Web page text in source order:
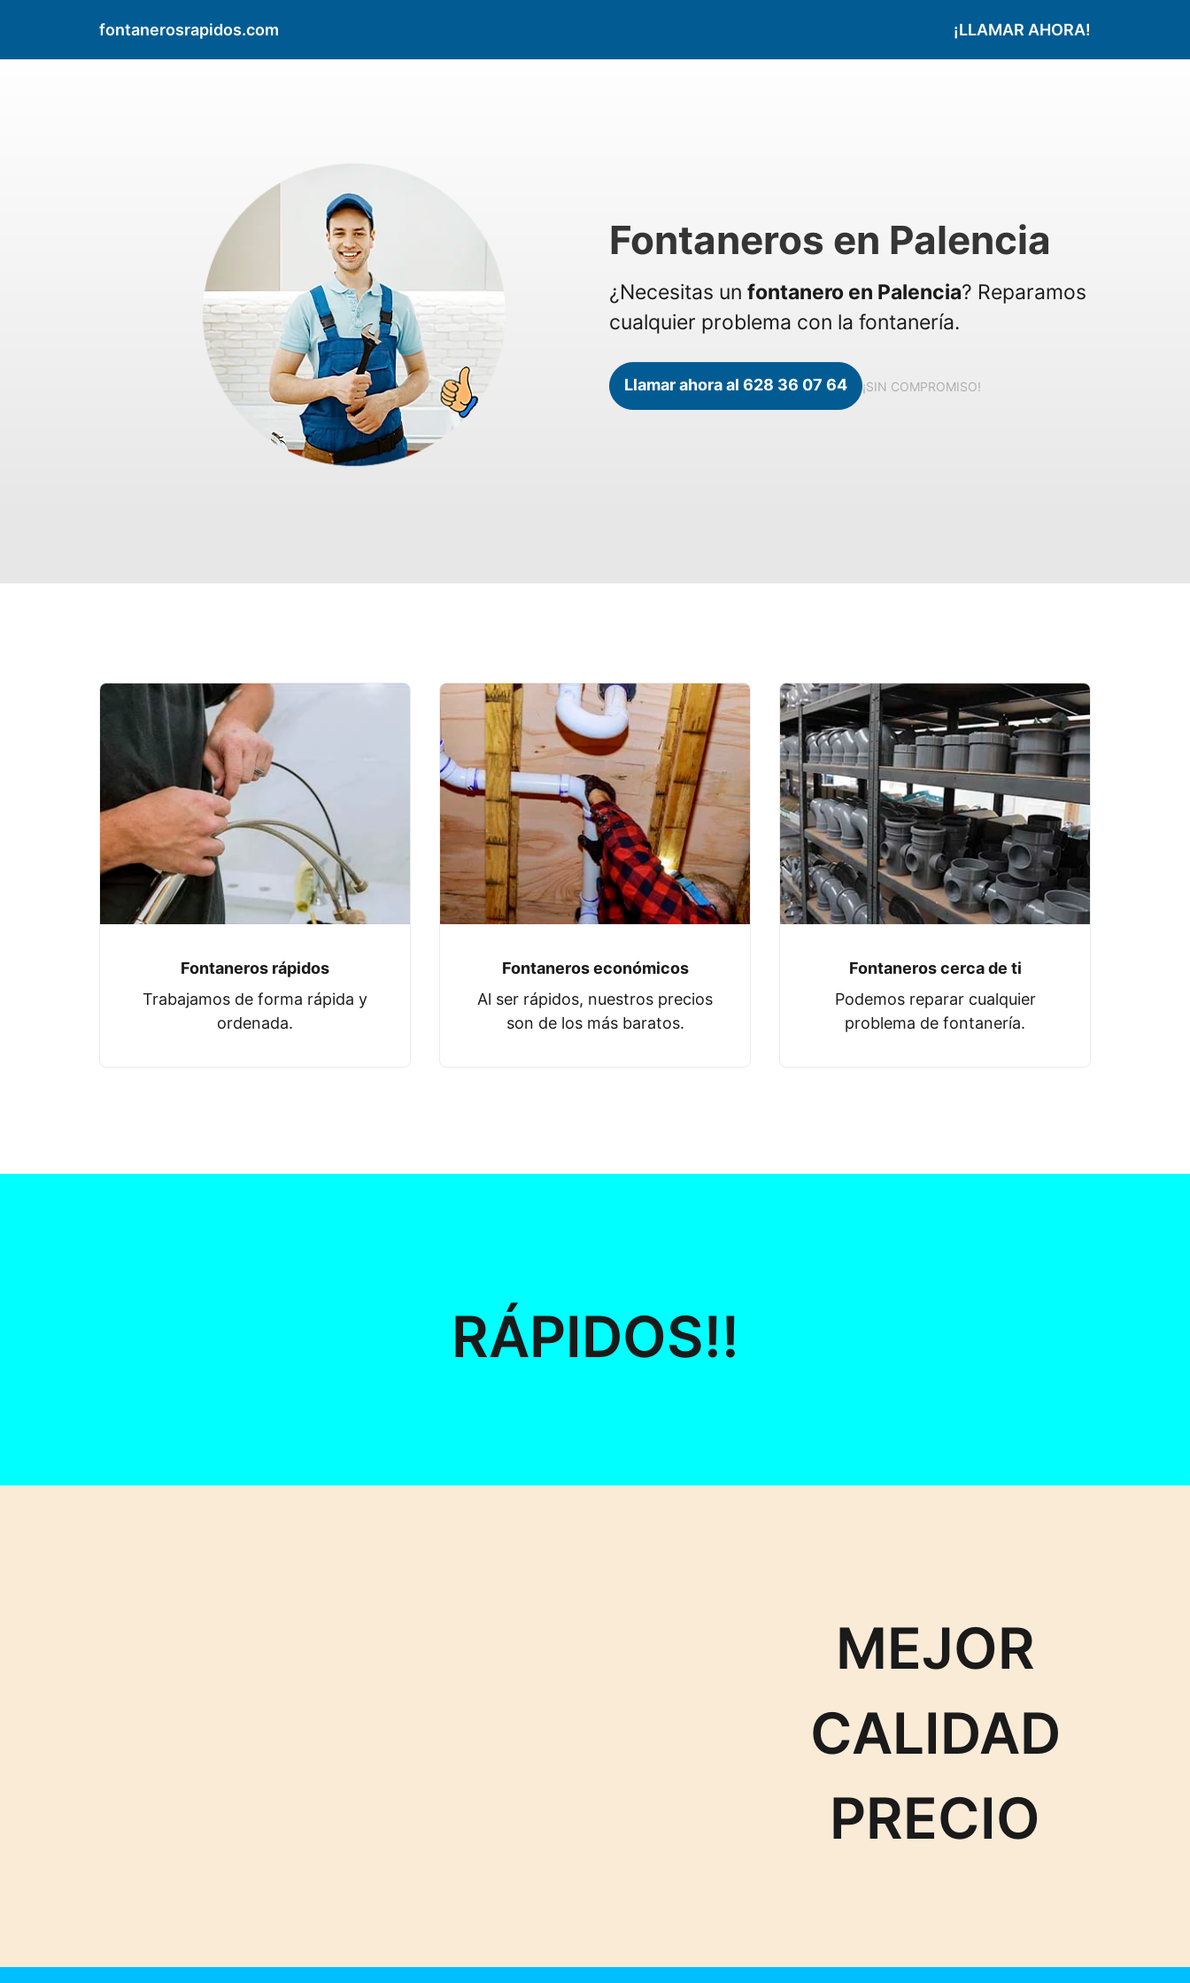
fontanerosrapidos.com ¡LLAMAR AHORA!
Fontaneros en Palencia
¿Necesitas un fontanero en Palencia? Reparamos
cualquier problema con la fontanería.
Llamar ahora al 628 36 07 64 ¡SIN COMPROMISO!
Fontaneros rápidos
Trabajamos de forma rápida y
ordenada.
Fontaneros económicos
Al ser rápidos, nuestros precios
son de los más baratos.
Fontaneros cerca de ti
Podemos reparar cualquier
problema de fontanería.
RÁPIDOS!!
MEJOR
CALIDAD
PRECIO